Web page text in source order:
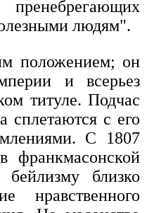
людям".
положением; он
и всерьез
титуле. Подчас
сплетаются с его
С 1807
франкмасонской
близко
нравственного